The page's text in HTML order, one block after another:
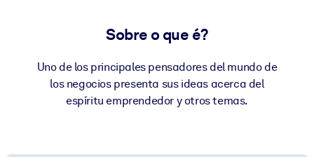
estruturado para melhorar os resultados.
Sobre o que é?
Uno de los principales pensadores del mundo de
los negocios presenta sus ideas acerca del
espíritu emprendedor y otros temas.